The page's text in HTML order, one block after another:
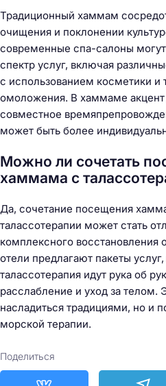
Традиционный хаммам
очищения и поклонении
современные спа-салоны
спектр услуг, включая
с использованием косметики и
омоложения. В хаммаме
совместное
может быть более
Можно ли сочетать
хаммама с
Да, сочетание посещения
талассотерапии может стать
комплексного восстановления
отели предлагают пакеты
талассотерапия идут рука об
расслабление и уход за телом.
насладиться традициями, но и
морской терапии.
Поделиться